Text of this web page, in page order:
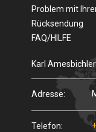
Problem mit
Rücksendung
FAQ/HILFE
Karl
Adresse:
Telefon: